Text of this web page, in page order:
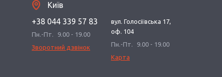
Київ
+38 044 339 57 83
Пн.-Пт.
9.00 - 19.00
Зворотний дзвінок
вул. Голосіївська 17,
оф. 104
Пн.-Пт.
9.00 - 19.00
Карта